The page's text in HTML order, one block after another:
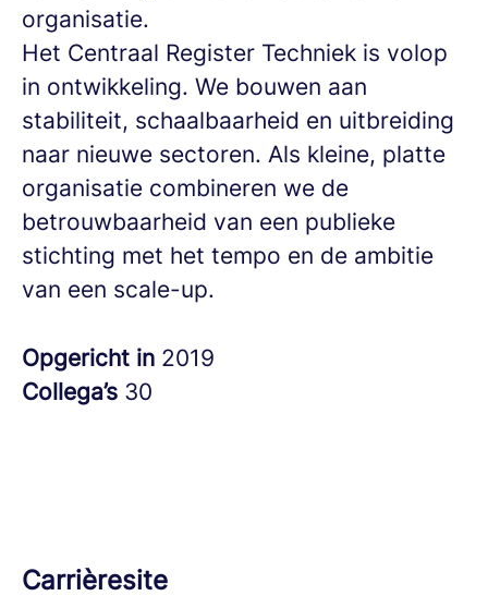
organisatie.
Het Centraal Register Techniek is volop
in ontwikkeling. We bouwen aan
stabiliteit, schaalbaarheid en uitbreiding
naar nieuwe sectoren. Als kleine, platte
organisatie combineren we de
betrouwbaarheid van een publieke
stichting met het tempo en de ambitie
van een scale-up.
Opgericht in 2019
Collega’s 30
Carrièresite